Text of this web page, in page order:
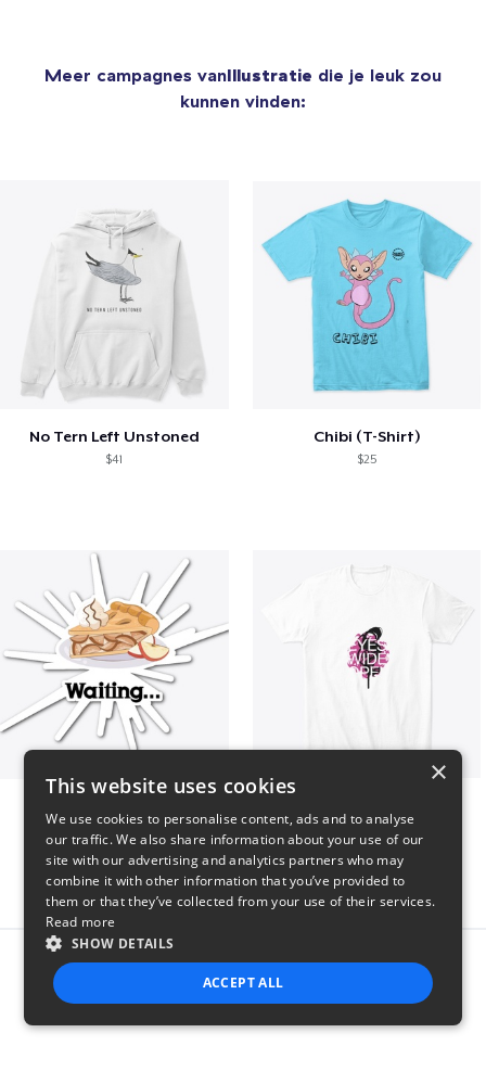
Meer campagnes vanIllustratie die je leuk zou
kunnen vinden:
No Tern Left Unstoned
$41
Chibi (T-Shirt)
$25
$6 $24
Report this product
×
This website uses cookies
We use cookies to personalise content, ads and to analyse
our traffic. We also share information about your use of our
site with our advertising and analytics partners who may
combine it with other information that you’ve provided to
them or that they’ve collected from your use of their services.
Read more
SHOW DETAILS
ACCEPT ALL
STRICTLY NECESSARY PERFORMANCE